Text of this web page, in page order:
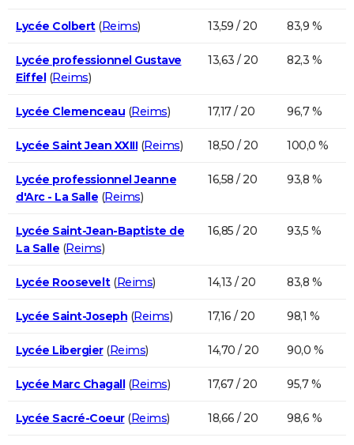
Lycée Colbert(Reims) 13,59 / 20 83,9 %
Lycée professionnel Gustave
Eiffel(Reims)
13,63 / 20 82,3 %
Lycée Clemenceau (Reims) 17,17 / 20 96,7 %
Lycée Saint Jean XXIII(Reims) 18,50 / 20 100,0 %
Lycée professionnel Jeanne
d'Arc - La Salle (Reims)
16,58 / 20 93,8 %
Lycée Saint-Jean-Baptiste de
La Salle (Reims)
16,85 / 20 93,5 %
Lycée Roosevelt(Reims) 14,13 / 20 83,8 %
Lycée Saint-Joseph (Reims) 17,16 / 20 98,1 %
Lycée Libergier(Reims) 14,70 / 20 90,0 %
Lycée Marc Chagall(Reims) 17,67 / 20 95,7 %
Lycée Sacré-Coeur(Reims) 18,66 / 20 98,6 %